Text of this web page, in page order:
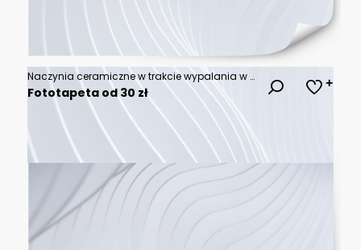
Naczynia ceramiczne w trakcie wypalania w piecu. Proces, który nadaje im trwałość i ostateczny kształt, kluczowy etap w tworzeniu rękodzieła ceramicznego.
Fototapeta od 30 zł